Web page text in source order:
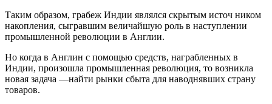
Таким образом, грабеж Индии являлся скрытым источ ником
накопления, сыгравшим величайшую роль в наступлении
промышленной революции в Англии.
Но когда в Англин с помощью средств, награбленных в
Индии, произошла промышленная революция, то возникла
новая задача —найти рынки сбыта для наводнявших страну
товаров.